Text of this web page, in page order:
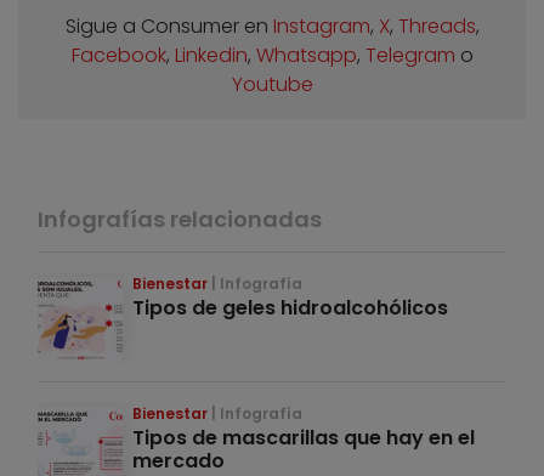
Sigue a Consumer en Instagram, X, Threads,
Facebook, Linkedin, Whatsapp, Telegram o
Youtube
Infografías relacionadas
Bienestar Infografía
Tipos de geles hidroalcohólicos
Bienestar Infografía
Tipos de mascarillas que hay en el
mercado